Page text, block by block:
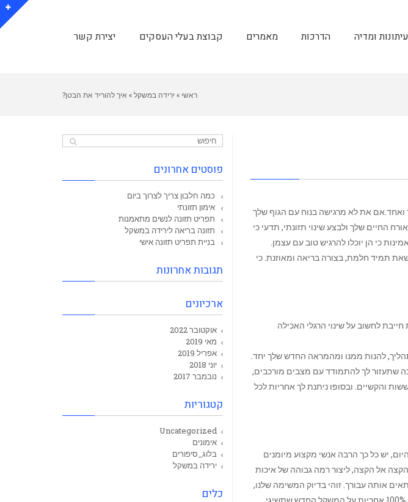
עיתונות ומדיה הדרכות מאמרים קבוצת בעלי העסקים יצירת קשר
ראשי » ירידה במשקל» איך להוריד את הבטן?
ואחד.אם את לא מרגישה בנוח עם הגוף שלך
החיים שלך ולבצע שינוי תזונתי, תדעי כי
כי הן יוכלו להרגיש טוב עם עצמן.
תמיד חלמת, בצורה בריאה ומאוזנת. כי
לחשוב על שינוי הרגלי האכילה
להנות ממנו ומהמראה החדש שלך יחד.
שתעזור לך להתמודד עם מצבים מורכבים,
והקשיים. ובסופו ניתנת לך אחריות לכל
יש כל כך הרבה אנשי מקצוע מיומנים
אל הקצה, ליצור רמה גבוהה של איכות
אותה עבורך. זוהי בדיוק המשימה שלנו,
פוסטים אחרונים
כמה חלבון צריך לצרוך ביום
אימון תזונתי
תפריט תזונה לנשים מתאמנות
תזונה בריאה לירידה במשקל
בניית תפריט תזונה אישי
תגובות אחרונות
ארכיונים
אוקטובר 2022
מאי 2019
אפריל 2019
יוני 2018
נובמבר 2017
קטגוריות
Uncategorized
אימונים
בלוג_סיפורים
ירידה במשקל
כלים